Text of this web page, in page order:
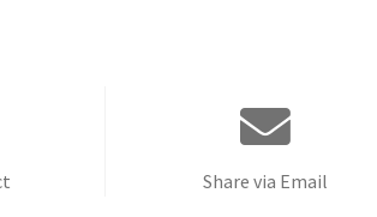
Share via Email